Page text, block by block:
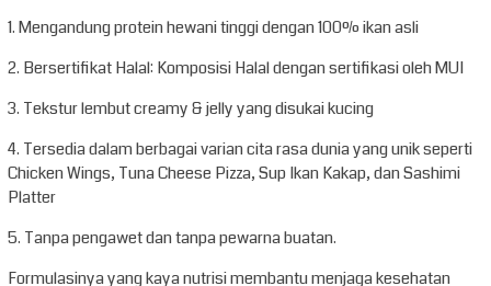
1. Mengandung protein hewani tinggi dengan 100% ikan asli
2. Bersertifikat Halal: Komposisi Halal dengan sertifikasi oleh MUI
3. Tekstur lembut creamy & jelly yang disukai kucing
4. Tersedia dalam berbagai varian cita rasa dunia yang unik seperti
Chicken Wings, Tuna Cheese Pizza, Sup Ikan Kakap, dan Sashimi
Platter
5. Tanpa pengawet dan tanpa pewarna buatan.
Formulasinya yang kaya nutrisi membantu menjaga kesehatan